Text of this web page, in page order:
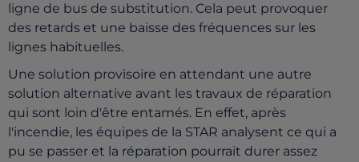
ligne de bus de substitution. Cela peut provoquer
des retards et une baisse des fréquences sur les
lignes habituelles.
Une solution provisoire en attendant une autre
solution alternative avant les travaux de réparation
qui sont loin d'être entamés. En effet, après
l'incendie, les équipes de la STAR analysent ce qui a
pu se passer et la réparation pourrait durer assez